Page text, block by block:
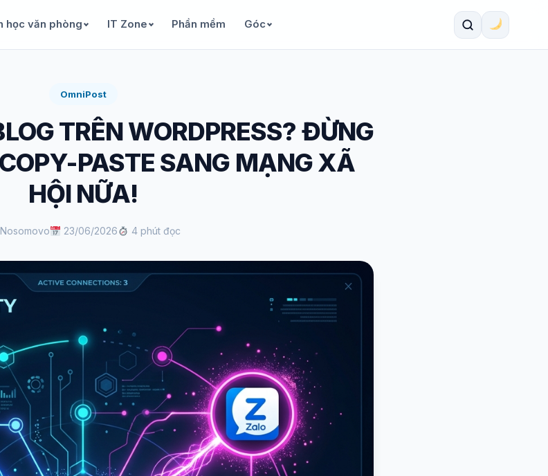
học văn phòng IT Zone Phần mềm Góc
OmniPost
TRÊN WORDPRESS? ĐỪNG
PASTE SANG MẠNG XÃ
HỘI NỮA!
23/06/2026 4 phút đọc